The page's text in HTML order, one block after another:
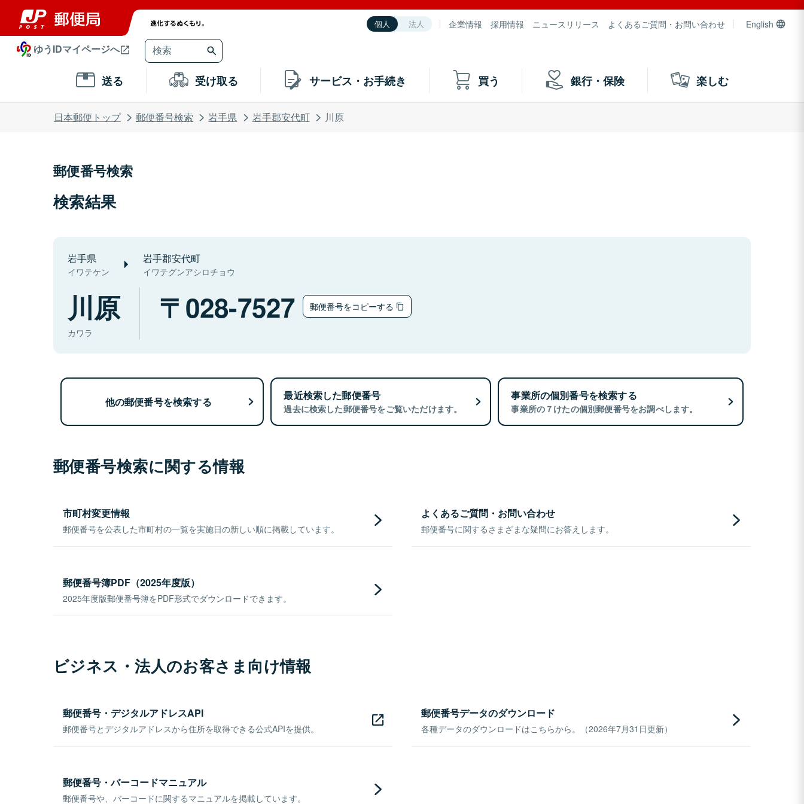
個人 法人 企業情報 採用情報 ニュースリリース よくあるご質問・お問い合わせ English
ゆうIDマイページへ
送る 受け取る サービス・お手続き 買う 銀行・保険 楽しむ
日本郵便トップ 郵便番号検索 岩手県 岩手郡安代町 川原
郵便番号検索
検索結果
岩手県
イワテケン
岩手郡安代町
イワテグンアシロチョウ
川原
カワラ
028-7527 郵便番号をコピーする
他の郵便番号を検索する 最近検索した郵便番号
過去に検索した郵便番号をご覧いただけます。
事業所の個別番号を検索する
事業所の７けたの個別郵便番号をお調べします。
郵便番号検索に関する情報
市町村変更情報
郵便番号を公表した市町村の一覧を実施日の新しい順に掲載しています。
よくあるご質問・お問い合わせ
郵便番号に関するさまざまな疑問にお答えします。
郵便番号簿PDF（2025年度版）
2025年度版郵便番号簿をPDF形式でダウンロードできます。
ビジネス・法人のお客さま向け情報
郵便番号・デジタルアドレスAPI
郵便番号とデジタルアドレスから住所を取得できる公式APIを提供。
郵便番号データのダウンロード
各種データのダウンロードはこちらから。（2026年7月31日更新）
郵便番号・バーコードマニュアル
郵便番号や、バーコードに関するマニュアルを掲載しています。